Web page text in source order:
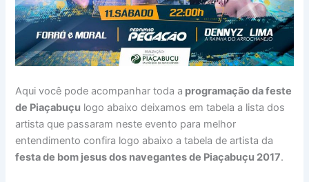
Aqui você pode acompanhar toda a programação da feste
de Piaçabuçu logo abaixo deixamos em tabela a lista dos
artista que passaram neste evento para melhor
entendimento confira logo abaixo a tabela de artista da
festa de bom jesus dos navegantes de Piaçabuçu 2017.